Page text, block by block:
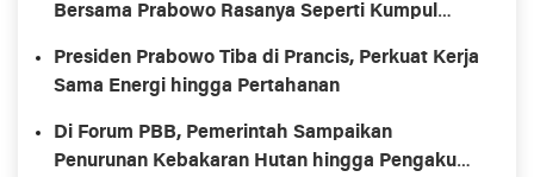
Bersama Prabowo Rasanya Seperti Kumpul
Presiden Prabowo Tiba di Prancis, Perkuat Kerja
Sama Energi hingga Pertahanan
Di Forum PBB, Pemerintah Sampaikan
Penurunan Kebakaran Hutan hingga Pengakuan